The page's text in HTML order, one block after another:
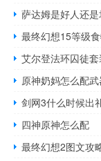
萨达姆是好人还是
最终幻想15等级
艾尔登法环囚徒
原神奶妈怎么配武
剑网3什么时候出
四神原神怎么配
最终幻想2图文攻